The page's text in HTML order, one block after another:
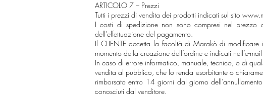
ARTICOLO 7 – Prezzi
Tutti i prezzi di vendita dei prodotti indicati sul sito
I costi di spedizione non sono compresi nel prezzo
dell’effettuazione del pagamento.
Il CLIENTE accetta la facoltà di Marakò di
momento della creazione dell’ordine e indicati nell’e-
In caso di errore informatico, manuale, tecnico, o di
vendita al pubblico, che lo renda esorbitante o
rimborsato entro 14 giorni dal giorno
conosciuti dal venditore.